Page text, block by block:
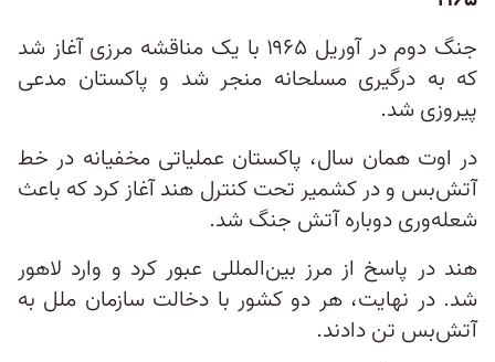
جنگ دوم در آوریل ۱۹۶۵ با یک مناقشه مرزی آغاز شد
که به درگیری مسلحانه منجر شد و پاکستان مدعی
پیروزی شد.
در اوت همان سال، پاکستان عملیاتی مخفیانه در خط
آتش‌بس و در کشمیر تحت کنترل هند آغاز کرد که باعث
شعله‌وری دوباره آتش جنگ شد.
هند در پاسخ از مرز بین‌المللی عبور کرد و وارد لاهور
شد. در نهایت، هر دو کشور با دخالت سازمان ملل به
آتش‌بس تن دادند.